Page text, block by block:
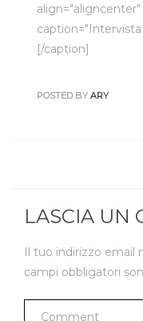
caption="Intervista
[/caption]
POSTED BY ARY
LASCIA UN
Il tuo indirizzo email
campi obbligatori